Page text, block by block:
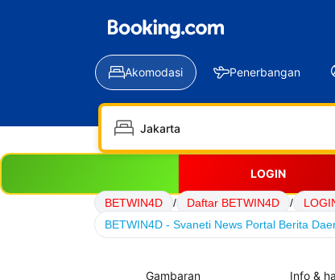
Akomodasi Penerbangan
LOGIN
BETWIN4D / Daftar BETWIN4D /
BETWIN4D - Svaneti News Portal Berita
Gambaran Info &